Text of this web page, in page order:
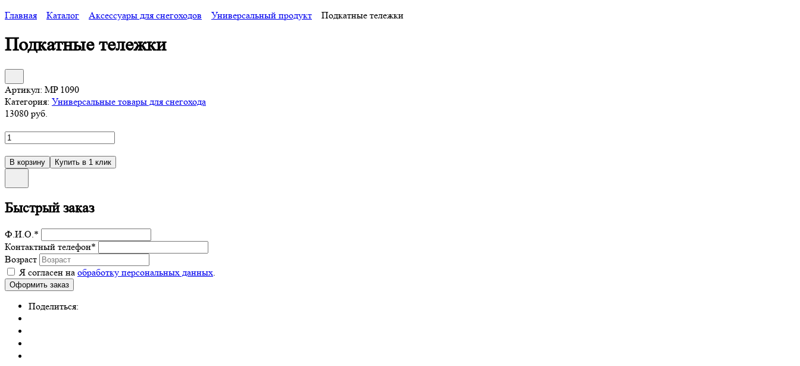
Главная
Каталог Аксессуары для снегоходов Универсальный продукт Подкатные тележки
Подкатные тележки
Артикул: MP 1090
Категория: Универсальные товары для снегохода
13080 руб.
Быстрый заказ
Ф.И.О. *
Контактный телефон*
Возраст
Я согласен на обработку персональных данных
Поделиться: